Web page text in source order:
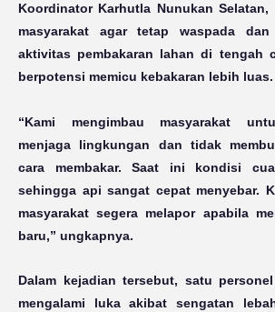
Koordinator Karhutla Nunukan Selatan,
masyarakat agar tetap waspada
aktivitas pembakaran lahan di tengah
berpotensi memicu kebakaran lebih luas.
“Kami mengimbau masyarakat
menjaga lingkungan dan tidak
cara membakar. Saat ini kondisi
sehingga api sangat cepat menyebar.
masyarakat segera melapor apabila
baru,” ungkapnya.
Dalam kejadian tersebut, satu
mengalami luka akibat sengatan